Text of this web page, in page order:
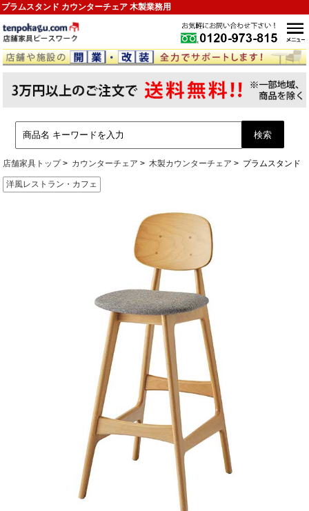
プラムスタンド カウンターチェア 木製業務用
店舗家具トップ カウンターチェア 木製カウンターチェア プラムスタンド
洋風レストラン・カフェ